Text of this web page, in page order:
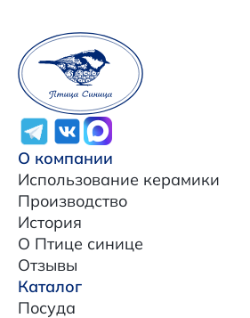
О компании
Использование керамики
Производство
История
О Птице синице
Отзывы
Каталог
Посуда